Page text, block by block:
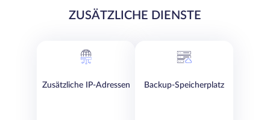
ZUSÄTZLICHE DIENSTE
Zusätzliche IP-Adressen Backup-Speicherplatz